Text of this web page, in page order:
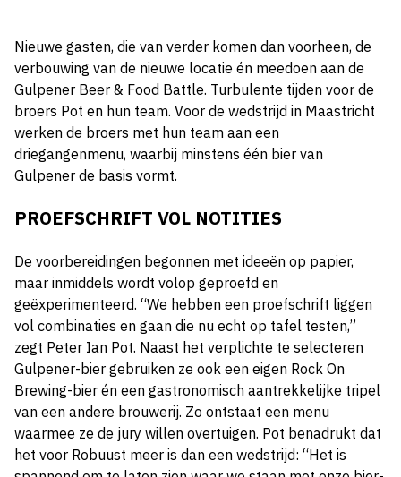
Nieuwe gasten, die van verder komen dan voorheen, de
verbouwing van de nieuwe locatie én meedoen aan de
Gulpener Beer & Food Battle. Turbulente tijden voor de
broers Pot en hun team. Voor de wedstrijd in Maastricht
werken de broers met hun team aan een
driegangenmenu, waarbij minstens één bier van
Gulpener de basis vormt.
PROEFSCHRIFT VOL NOTITIES
De voorbereidingen begonnen met ideeën op papier,
maar inmiddels wordt volop geproefd en
geëxperimenteerd. “We hebben een proefschrift liggen
vol combinaties en gaan die nu echt op tafel testen,”
zegt Peter Ian Pot. Naast het verplichte te selecteren
Gulpener-bier gebruiken ze ook een eigen Rock On
Brewing-bier én een gastronomisch aantrekkelijke tripel
van een andere brouwerij. Zo ontstaat een menu
waarmee ze de jury willen overtuigen. Pot benadrukt dat
het voor Robuust meer is dan een wedstrijd: “Het is